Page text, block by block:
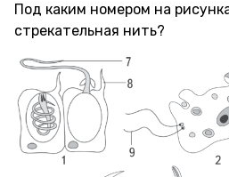
Под каким номером на
стрекательная нить?